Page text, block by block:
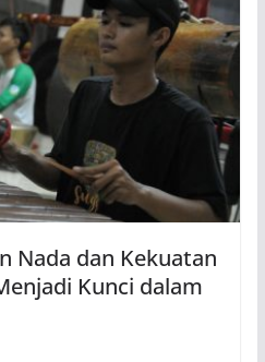
Nada dan Kekuatan
Kunci dalam